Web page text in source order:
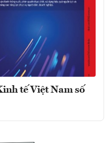
tế Việt Nam số